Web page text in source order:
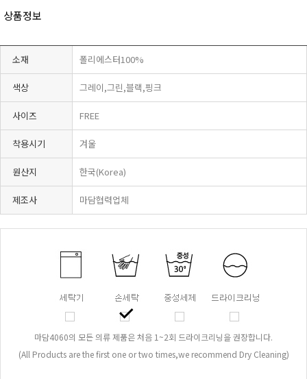
상품정보
소재 폴리에스터100%
색상 그레이,그린,블랙,핑크
사이즈 FREE
착용시기 겨울
원산지 한국(Korea)
제조사 마담협력업체
마담4060의 모든 의류 제품은 처음 1~2회 드라이크리닝을 권장합니다.
(All Products are the first one or two times,we recommend Dry Cleaning)